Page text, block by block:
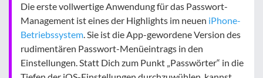
Die erste vollwertige Anwendung für das Passwort-
Management ist eines der Highlights im neuen iPhone-
Betriebssystem. Sie ist die App-gewordene Version des
rudimentären Passwort-Menüeintrags in den
Einstellungen. Statt Dich zum Punkt „Passwörter“ in die